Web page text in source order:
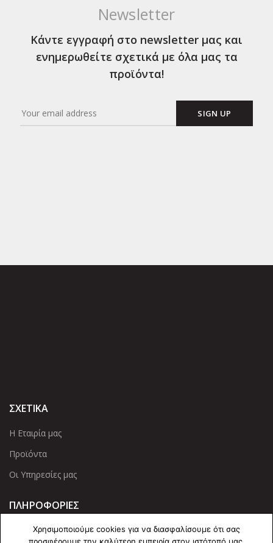
Newsletter
Κάντε εγγραφή στο newsletter μας και
ενημερωθείτε σχετικά με όλα μας τα
προϊόντα!
ΣΧΕΤΙΚΑ
Η Εταιρία μας
Προϊόντα
Οι Υπηρεσίες μας
ΠΛΗΡΟΦΟΡΙΕΣ
Πολιτική Απορρήτου
Χρησιμοποιούμε cookies για να διασφαλίσουμε ότι σας